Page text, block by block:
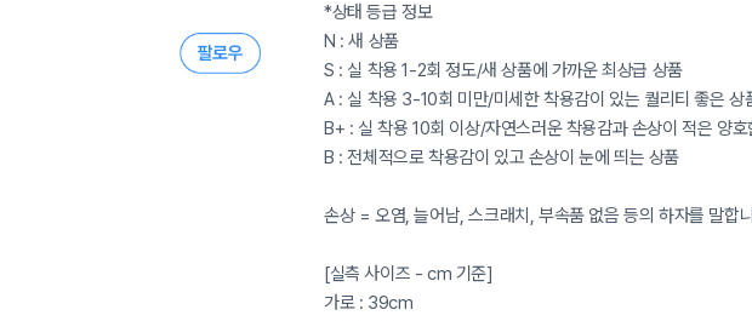
*상태 등급 정보
N : 새 상품
S : 실 착용 1-2회 정도/새 상품에 가까운 최상급 상품
A : 실 착용 3-10회 미만/미세한 착용감이 있는 퀄리티 좋은 상
B+ : 실 착용 10회 이상/자연스러운 착용감과 손상이 적은 양호
B : 전체적으로 착용감이 있고 손상이 눈에 띄는 상품
손상 = 오염, 늘어남, 스크래치, 부속품 없음 등의 하자를 말합
[실측 사이즈 - cm 기준]
가로 : 39cm